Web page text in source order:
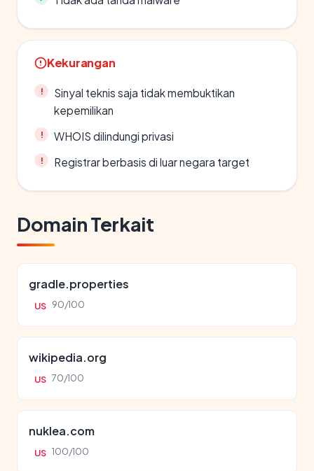
Kekurangan
Sinyal teknis saja tidak membuktikan
kepemilikan
WHOIS dilindungi privasi
Registrar berbasis di luar negara target
Domain Terkait
gradle.properties
US 90/100
wikipedia.org
US 70/100
nuklea.com
US 100/100